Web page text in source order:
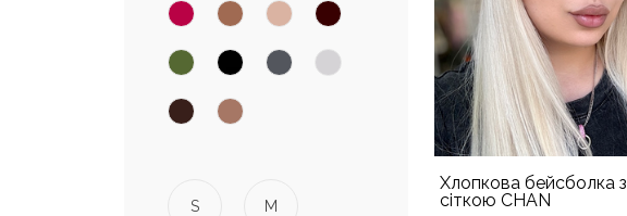
S M
Хлопкова бейсболка з
сіткою CHAN